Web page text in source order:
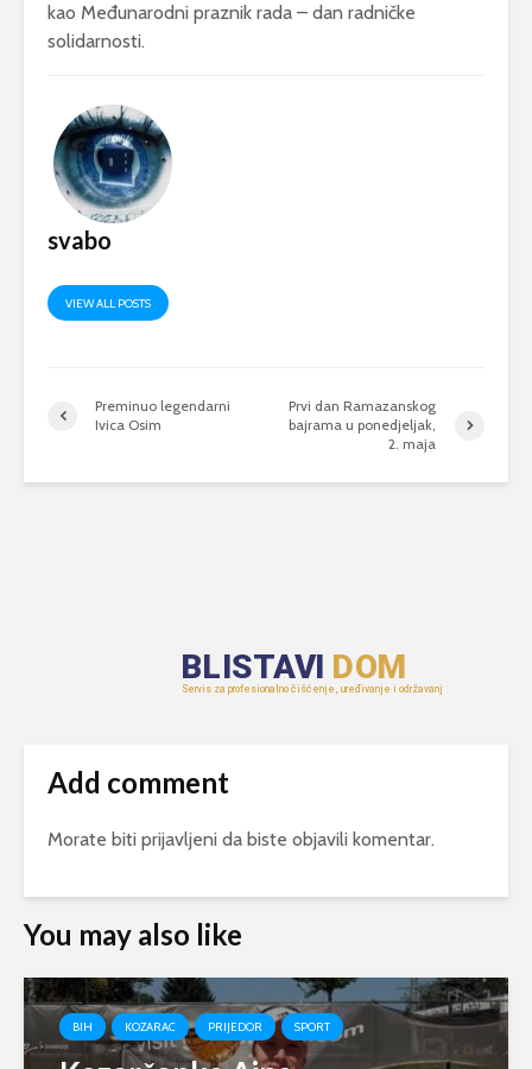
kao Međunarodni praznik rada – dan radničke
solidarnosti.
svabo
VIEW ALL POSTS
Preminuo legendarni
Ivica Osim
Prvi dan Ramazanskog
bajrama u ponedjeljak,
2. maja
Add comment
Morate biti prijavljeni da biste objavili komentar.
You may also like
BIH KOZARAC PRIJEDOR SPORT